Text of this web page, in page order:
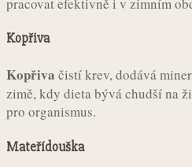
Kopřiva
Kopřiva čistí krev, dodává
zimě, kdy dieta bývá chudší na
pro organismus.
Mateřídouška